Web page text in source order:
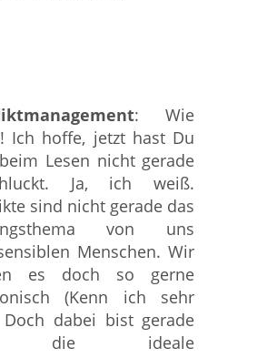
: Wie
Ich hoffe, jetzt hast Du
Lesen nicht gerade
Ja, ich weiß.
sind nicht gerade das
von uns
Menschen. Wir
es doch so gerne
(Kenn ich sehr
Doch dabei bist gerade
die ideale